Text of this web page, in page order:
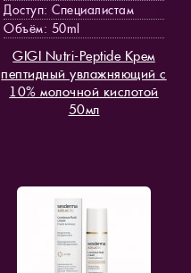
Доступ: Специалистам
Объём: 50ml
GIGI Nutri-Peptide Крем
пептидный увлажняющий с
10% молочной кислотой
50мл